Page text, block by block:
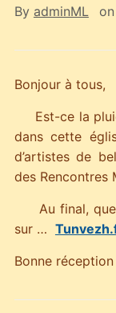
By adminML on
Bonjour à tous,
Est-ce la pluie
dans cette
d’artistes de
des Rencontres
Au final,
sur …
Bonne réception